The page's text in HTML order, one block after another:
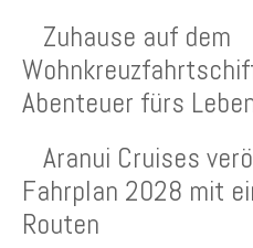
Zuhause auf dem
Abenteuer fürs
Aranui Cruises
Fahrplan 2028 mit
Routen